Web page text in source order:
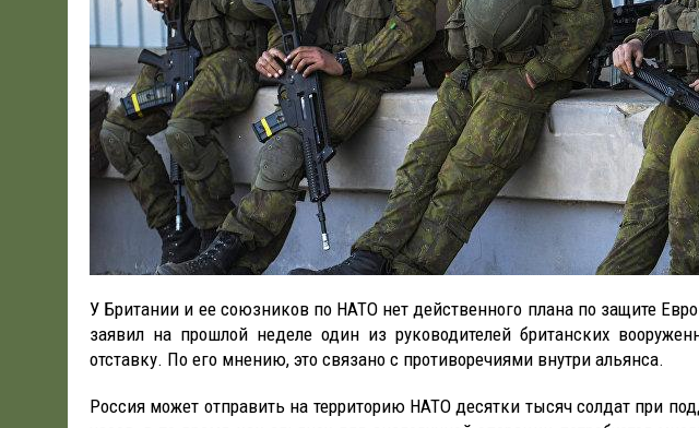
У Британии и ее союзников по НАТО нет действенного плана по защите
заявил на прошлой неделе один из руководителей британских
отставку. По его мнению, это связано с противоречиями внутри альянса.
Россия может отправить на территорию НАТО десятки тысяч солдат при